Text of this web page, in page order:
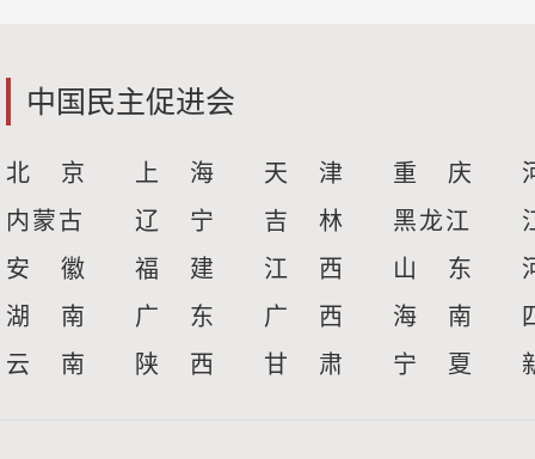
中国民主促进会
北 京 上 海 天 津 重 庆
内蒙古
辽 宁 吉 林 黑龙江
安 徽
福 建 江 西 山 东
湖 南
广 东 广 西 海 南
云 南
陕 西 甘 肃 宁 夏